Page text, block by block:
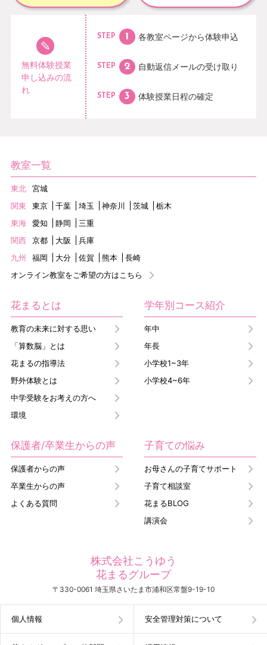
無料体験授業
申し込みの流
れ
STEP 各教室ページから体験申込
STEP 自動返信メールの受け取り
STEP 体験授業日程の確定
教室一覧
東北
宮城
関東
東京 千葉 埼玉 神奈川 茨城
栃木
東海
愛知 静岡
三重
関西
京都 大阪
兵庫
九州
福岡 大分 佐賀 熊本
長崎
オンライン教室をご希望の方はこちら
花まるとは
教育の未来に対する思い
「算数脳」とは
花まるの指導法
野外体験とは
中学受験をお考えの方へ
環境
学年別コース紹介
年中
年長
小学校1~3年
小学校4~6年
保護者/卒業生からの声
保護者からの声
卒業生からの声
よくある質問
子育ての悩み
お母さんの子育てサポート
子育て相談室
花まるBLOG
講演会
株式会社こうゆう
花まるグループ
〒330-0061 埼玉県さいたま市浦和区常盤9-19-10
個人情報 安全管理対策について